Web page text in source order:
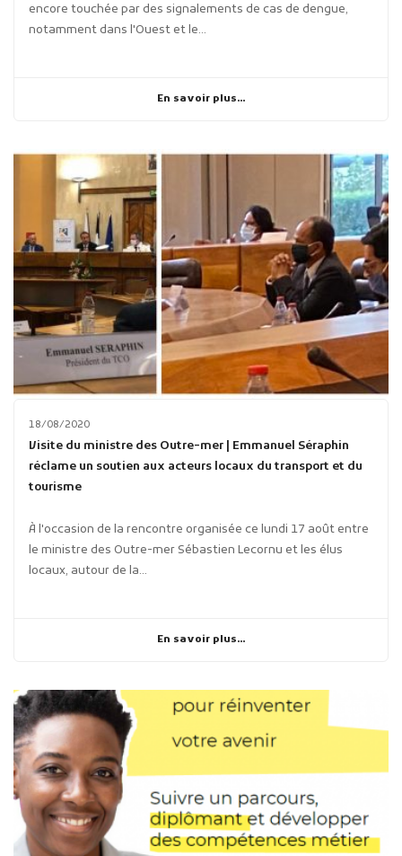
encore touchée par des signalements de cas de dengue,
notamment dans l'Ouest et le...
En savoir plus...
18/08/2020
Visite du ministre des Outre-mer | Emmanuel Séraphin
réclame un soutien aux acteurs locaux du transport et du
tourisme
À l'occasion de la rencontre organisée ce lundi 17 août entre
le ministre des Outre-mer Sébastien Lecornu et les élus
locaux, autour de la...
En savoir plus...